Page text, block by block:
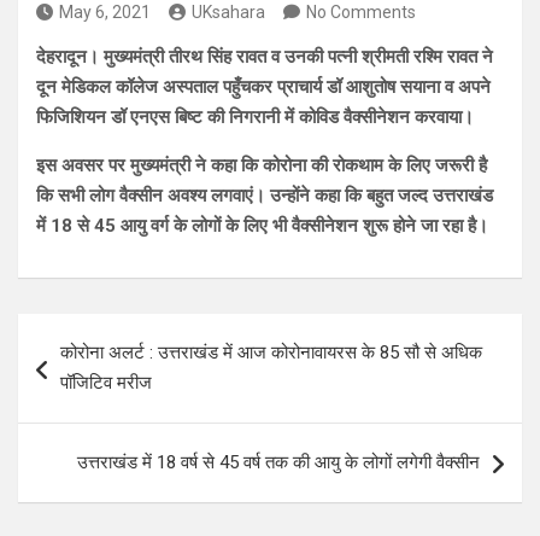
May 6, 2021 UKsahara No Comments
देहरादून। मुख्यमंत्री तीरथ सिंह रावत व उनकी पत्नी श्रीमती रश्मि रावत ने
दून मेडिकल कॉलेज अस्पताल पहुँचकर प्राचार्य डॉ आशुतोष सयाना व अपने
फिजिशियन डॉ एनएस बिष्ट की निगरानी में कोविड वैक्सीनेशन करवाया।
इस अवसर पर मुख्यमंत्री ने कहा कि कोरोना की रोकथाम के लिए जरूरी है
कि सभी लोग वैक्सीन अवश्य लगवाएं। उन्होंने कहा कि बहुत जल्द उत्तराखंड
में 18 से 45 आयु वर्ग के लोगों के लिए भी वैक्सीनेशन शुरू होने जा रहा है।
navigation
कोरोना अलर्ट : उत्तराखंड में आज कोरोनावायरस के 85 सौ से अधिक
पॉजिटिव मरीज
उत्तराखंड में 18 वर्ष से 45 वर्ष तक की आयु के लोगों लगेगी वैक्सीन